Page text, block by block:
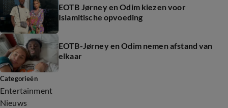
EOTB Jørney en Odim kiezen voor
Islamitische opvoeding
EOTB-Jørney en Odim nemen afstand van
elkaar
Categorieën
Entertainment
Nieuws